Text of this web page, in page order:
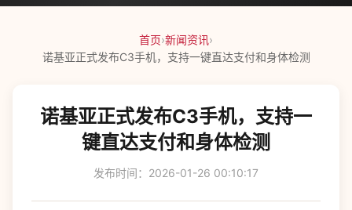
首页›新闻资讯›
诺基亚正式发布C3手机，支持一键直达支付和身体检测
诺基亚正式发布C3手机，支持一
键直达支付和身体检测
发布时间：2026-01-26 00:10:17